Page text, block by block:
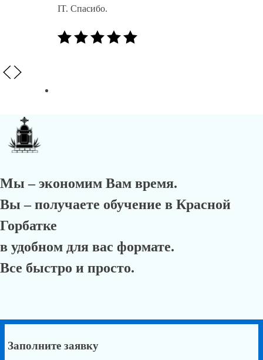
IT. Спасибо.
Мы – экономим Вам время.
Вы – получаете обучение в Красной
Горбатке
в удобном для вас формате.
Все быстро и просто.
Заполните заявку